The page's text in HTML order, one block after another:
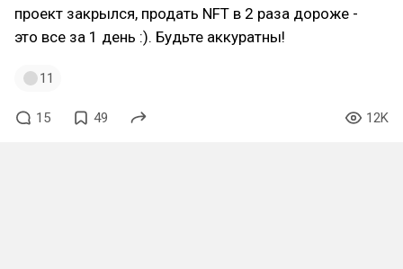
проект закрылся, продать NFT в 2 раза дороже -
это все за 1 день :). Будьте аккуратны!
11
15 49 12K